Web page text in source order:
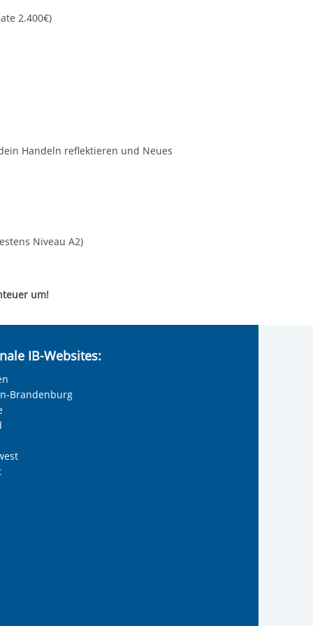
2.400€)
Handeln reflektieren und Neues
Niveau A2)
um!
IB-Websites:
Brandenburg
Bund
Bund
Bund
Internationalen